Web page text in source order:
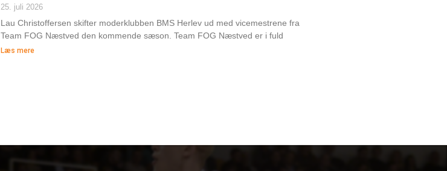
25. juli 2026
Lau Christoffersen skifter moderklubben BMS Herlev ud med vicemestrene fra
Team FOG Næstved den kommende sæson. Team FOG Næstved er i fuld
Læs mere